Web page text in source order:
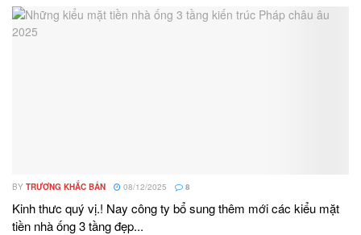
BY TRƯƠNG KHẮC BẢN 08/12/2025 8
Kinh thưc quý vị.! Nay công ty bổ sung thêm mới các kiểu mặt
tiền nhà ống 3 tầng đẹp...